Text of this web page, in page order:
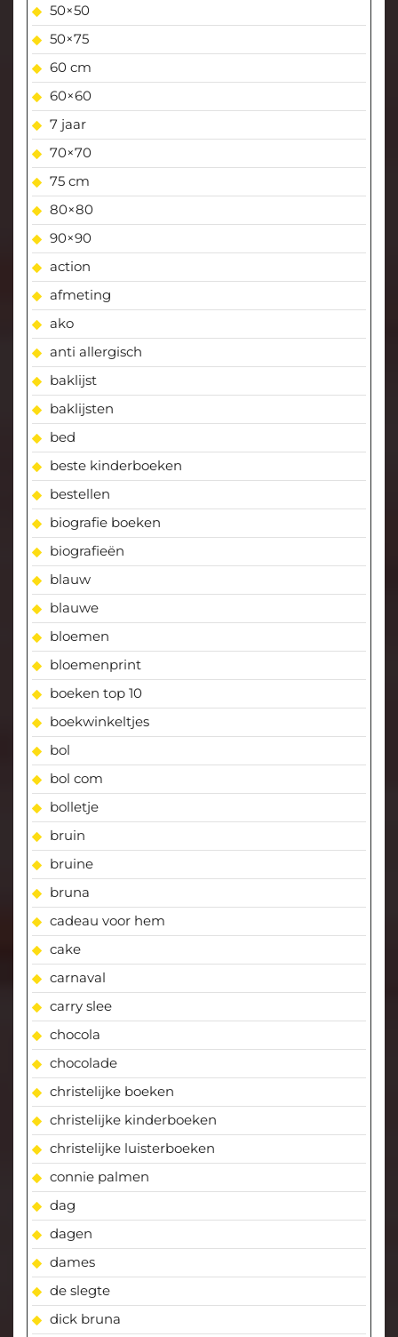
50×50
50×75
60 cm
60×60
7 jaar
70×70
75 cm
80×80
90×90
action
afmeting
ako
anti allergisch
baklijst
baklijsten
bed
beste kinderboeken
bestellen
biografie boeken
biografieën
blauw
blauwe
bloemen
bloemenprint
boeken top 10
boekwinkeltjes
bol
bol com
bolletje
bruin
bruine
bruna
cadeau voor hem
cake
carnaval
carry slee
chocola
chocolade
christelijke boeken
christelijke kinderboeken
christelijke luisterboeken
connie palmen
dag
dagen
dames
de slegte
dick bruna